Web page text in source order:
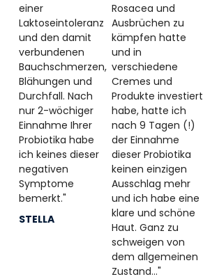
einer
Laktoseintoleranz
und den damit
verbundenen
Bauchschmerzen,
Blähungen und
Durchfall. Nach
nur 2-wöchiger
Einnahme Ihrer
Probiotika habe
ich keines dieser
negativen
Symptome
bemerkt."
STELLA
Rosacea und
Ausbrüchen zu
kämpfen hatte
und in
verschiedene
Cremes und
Produkte investiert
habe, hatte ich
nach 9 Tagen (!)
der Einnahme
dieser Probiotika
keinen einzigen
Ausschlag mehr
und ich habe eine
klare und schöne
Haut. Ganz zu
schweigen von
dem allgemeinen
Zustand..."